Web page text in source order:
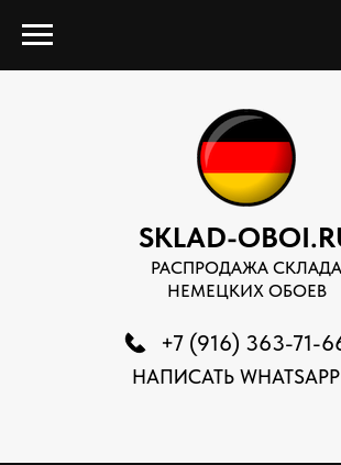
SKLAD-
РАСПРОДАЖА СКЛАДА
НЕМЕЦКИХ ОБОЕВ
+7 (916) 363-71-
НАПИСАТЬ WHATSAPP